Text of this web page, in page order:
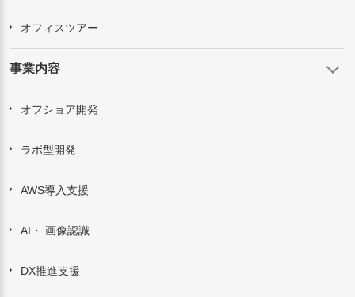
オフィスツアー
事業内容
オフショア開発
ラボ型開発
AWS導入支援
AI・ 画像認識
DX推進支援